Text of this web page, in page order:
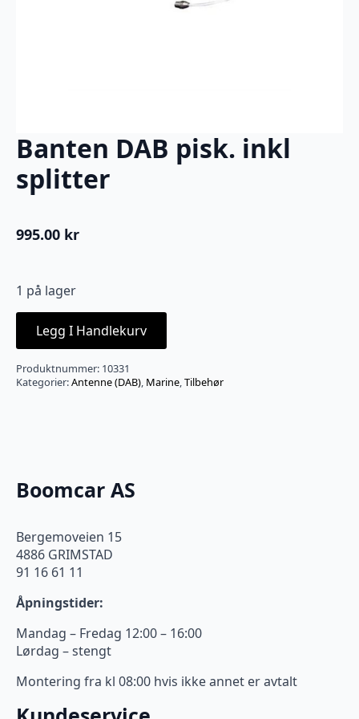
Banten DAB pisk. inkl
splitter
995.00 kr
1 på lager
Legg I Handlekurv
Produktnummer: 10331
Kategorier:Antenne (DAB), Marine,Tilbehør
Boomcar AS
Bergemoveien 15
4886 GRIMSTAD
91 16 61 11
Åpningstider:
Mandag – Fredag 12:00 – 16:00
Lørdag – stengt
Montering fra kl 08:00 hvis ikke annet er avtalt